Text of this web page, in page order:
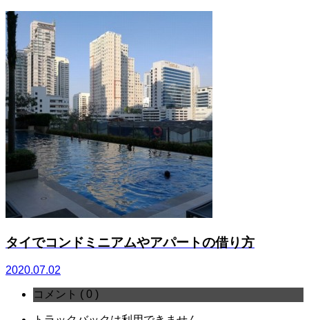
タイでコンドミニアムやアパートの借り方
2020.07.02
コメント ( 0 )